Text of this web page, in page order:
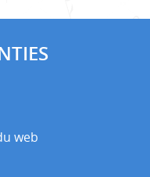
web